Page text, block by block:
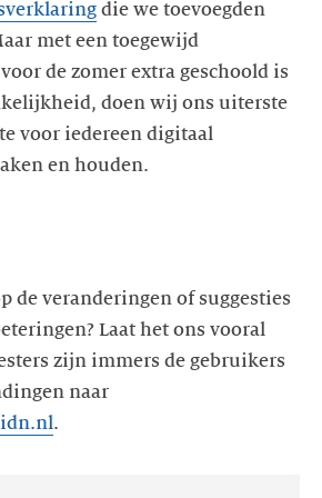
die we toevoegden
met een toegewijd
de zomer extra geschoold is
doen wij ons uiterste
voor iedereen digitaal
en houden.
de veranderingen of suggesties
Laat het ons vooral
zijn immers de gebruikers
naar
.